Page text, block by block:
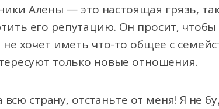
Алены — это настоящая грязь,
его репутацию. Он просит, чтобы
хочет иметь что-то общее с
только новые отношения.
страну, отстаньте от меня! Я не